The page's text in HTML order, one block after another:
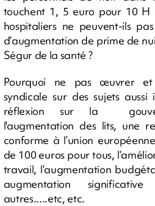
touchent 1, 5 euro pour 10 H
hospitaliers ne peuvent-ils
d’augmentation de prime de
Ségur de la santé ?
Pourquoi ne pas œuvrer
syndicale sur des sujets
réflexion sur la
l'augmentation des lits, une
conforme à l’union
de 100 euros pour tous,
travail, l’augmentation
augmentation
autres.....etc, etc.